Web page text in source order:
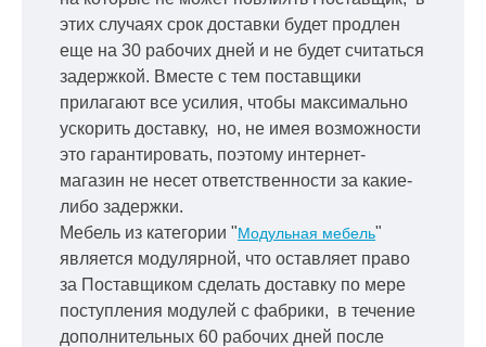
этих случаях срок доставки будет продлен
еще на 30 рабочих дней и не будет считаться
задержкой. Вместе с тем поставщики
прилагают все усилия, чтобы максимально
ускорить доставку, но, не имея возможности
это гарантировать, поэтому интернет-
магазин не несет ответственности за какие-
либо задержки.
Мебель из категории "Модульная мебель"
является модулярной, что оставляет право
за Поставщиком сделать доставку по мере
поступления модулей с фабрики, в течение
дополнительных 60 рабочих дней после